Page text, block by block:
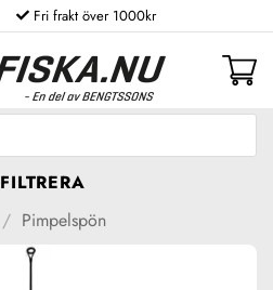
Fri frakt över 1000kr
FILTRERA
/ Pimpelspön